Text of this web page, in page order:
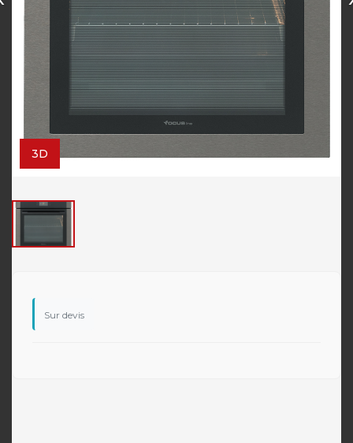
3D
Sur devis